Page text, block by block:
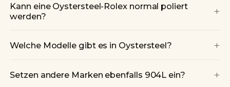
Kann eine Oystersteel-Rolex normal poliert
werden?
+
Welche Modelle gibt es in Oystersteel? +
Setzen andere Marken ebenfalls 904L ein? +